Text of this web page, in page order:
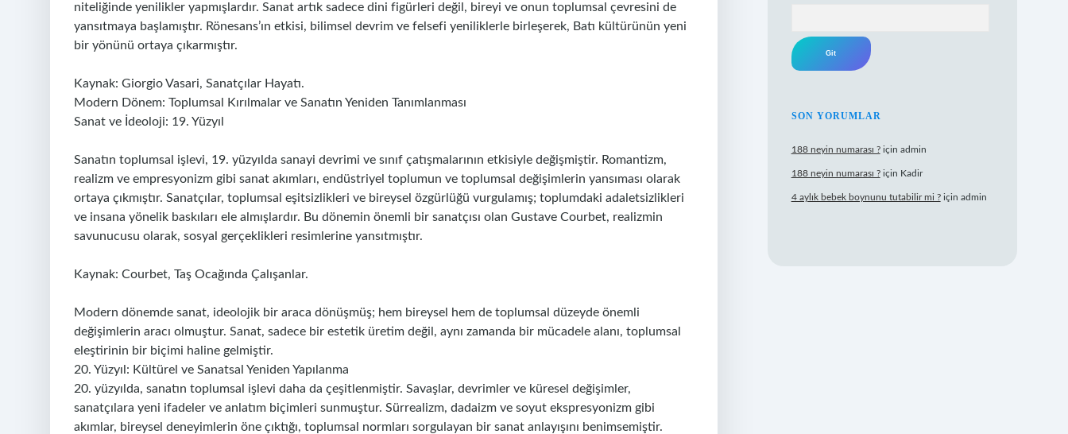
niteliğinde yenilikler yapmışlardır. Sanat artık sadece dini figürleri değil, bireyi ve onun toplumsal çevresini de
yansıtmaya başlamıştır. Rönesans’ın etkisi, bilimsel devrim ve felsefi yeniliklerle birleşerek, Batı kültürünün yeni
bir yönünü ortaya çıkarmıştır.
Kaynak: Giorgio Vasari, Sanatçılar Hayatı.
Modern Dönem: Toplumsal Kırılmalar ve Sanatın Yeniden Tanımlanması
Sanat ve İdeoloji: 19. Yüzyıl
Sanatın toplumsal işlevi, 19. yüzyılda sanayi devrimi ve sınıf çatışmalarının etkisiyle değişmiştir. Romantizm,
realizm ve empresyonizm gibi sanat akımları, endüstriyel toplumun ve toplumsal değişimlerin yansıması olarak
ortaya çıkmıştır. Sanatçılar, toplumsal eşitsizlikleri ve bireysel özgürlüğü vurgulamış; toplumdaki adaletsizlikleri
ve insana yönelik baskıları ele almışlardır. Bu dönemin önemli bir sanatçısı olan Gustave Courbet, realizmin
savunucusu olarak, sosyal gerçeklikleri resimlerine yansıtmıştır.
Kaynak: Courbet, Taş Ocağında Çalışanlar.
Modern dönemde sanat, ideolojik bir araca dönüşmüş; hem bireysel hem de toplumsal düzeyde önemli
değişimlerin aracı olmuştur. Sanat, sadece bir estetik üretim değil, aynı zamanda bir mücadele alanı, toplumsal
eleştirinin bir biçimi haline gelmiştir.
20. Yüzyıl: Kültürel ve Sanatsal Yeniden Yapılanma
20. yüzyılda, sanatın toplumsal işlevi daha da çeşitlenmiştir. Savaşlar, devrimler ve küresel değişimler,
sanatçılara yeni ifadeler ve anlatım biçimleri sunmuştur. Sürrealizm, dadaizm ve soyut ekspresyonizm gibi
akımlar, bireysel deneyimlerin öne çıktığı, toplumsal normları sorgulayan bir sanat anlayışını benimsemiştir.
SON YORUMLAR
188 neyin numarası ?için admin
188 neyin numarası ?için Kadir
4 aylık bebek boynunu tutabilir mi ?için admin